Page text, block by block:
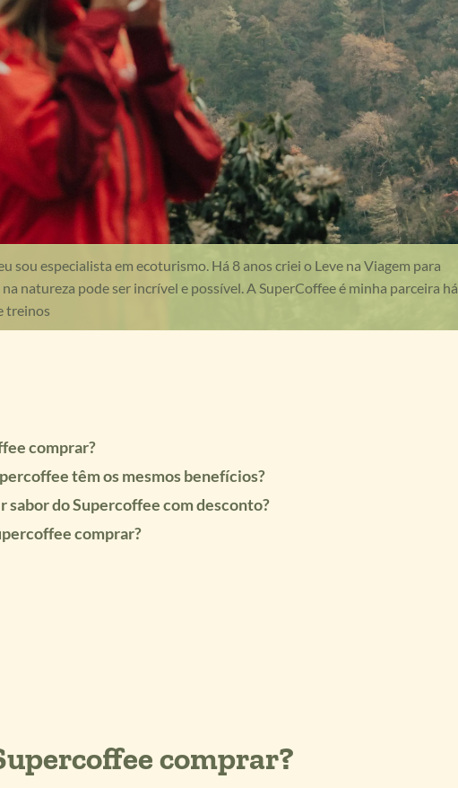
sou especialista em ecoturismo. Há 8 anos criei o Leve na Viagem para
natureza pode ser incrível e possível. A SuperCoffee é minha parceira há
treinos
comprar?
têm os mesmos benefícios?
sabor do Supercoffee com desconto?
comprar?
comprar?